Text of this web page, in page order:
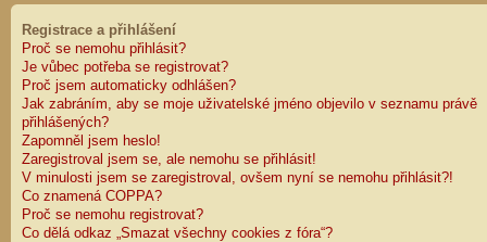
Registrace a přihlášení
Proč se nemohu přihlásit?
Je vůbec potřeba se registrovat?
Proč jsem automaticky odhlášen?
Jak zabráním, aby se moje uživatelské jméno objevilo v seznamu právě
přihlášených?
Zapomněl jsem heslo!
Zaregistroval jsem se, ale nemohu se přihlásit!
V minulosti jsem se zaregistroval, ovšem nyní se nemohu přihlásit?!
Co znamená COPPA?
Proč se nemohu registrovat?
Co dělá odkaz „Smazat všechny cookies z fóra“?